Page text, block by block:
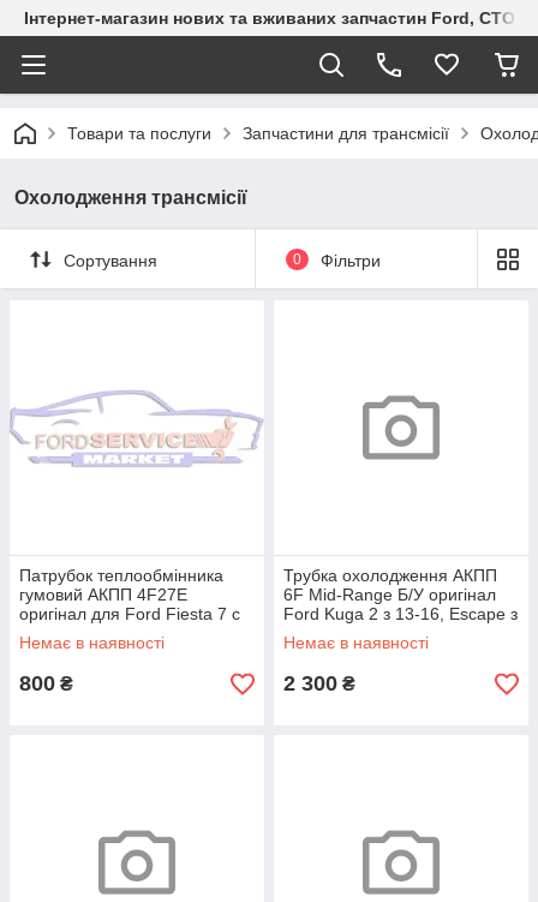
Інтернет-магазин нових та вживаних запчастин Ford, СТО
Товари та послуги Запчастини для трансмісії
Охолодження трансмісії
Сортування 0 Фільтри
Патрубок теплообмінника
гумовий АКПП 4F27E
оригінал для Ford Fiesta 7 c
08-13 для 1.4 Sigma/Duratec
Немає в наявності
800 ₴
Трубка охолодження АКПП
6F Mid-Range Б/У оригінал
Ford Kuga 2 з 13-16, Escape з
13-16 для 2.5 Duratec HE
Немає в наявності
2 300 ₴